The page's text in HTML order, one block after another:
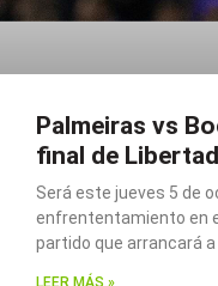
Palmeiras vs
final de
Será este jueves 5 de
enfrententamiento en
partido que arrancará a
LEER MÁS »